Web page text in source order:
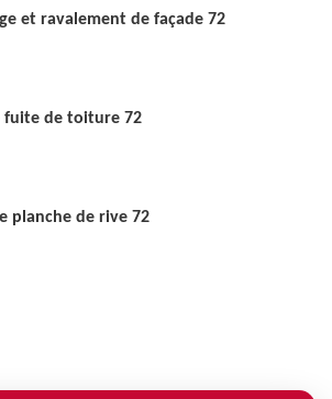
et ravalement de façade 72
fuite de toiture 72
planche de rive 72